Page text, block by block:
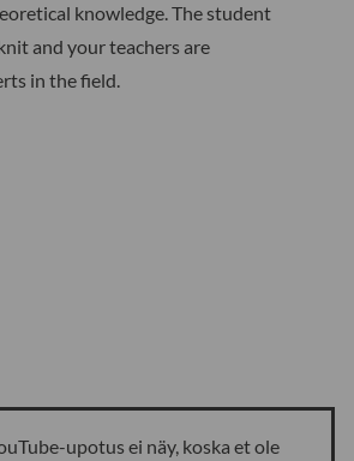
knowledge. The student
and your teachers are
in the field.
upotus ei näy, koska et ole